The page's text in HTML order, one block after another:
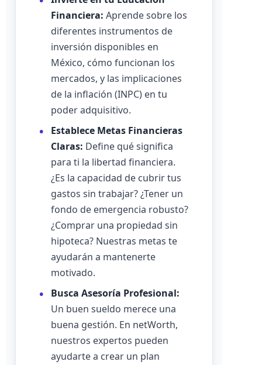
Financiera: Aprende sobre los
diferentes instrumentos de
inversión disponibles en
México, cómo funcionan los
mercados, y las implicaciones
de la inflación (INPC) en tu
poder adquisitivo.
Establece Metas Financieras
Claras: Define qué significa
para ti la libertad financiera.
¿Es la capacidad de cubrir tus
gastos sin trabajar? ¿Tener un
fondo de emergencia robusto?
¿Comprar una propiedad sin
hipoteca? Nuestras metas te
ayudarán a mantenerte
motivado.
Busca Asesoría Profesional:
Un buen sueldo merece una
buena gestión. En netWorth,
nuestros expertos pueden
ayudarte a crear un plan